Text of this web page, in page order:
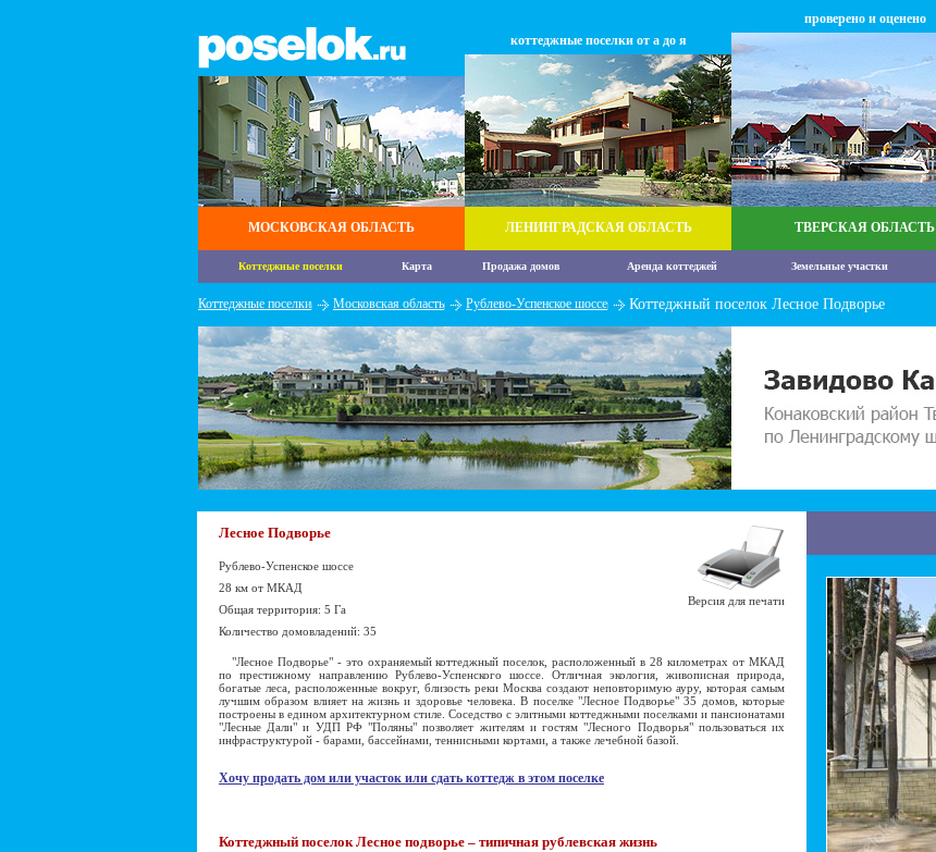
МОСКОВСКАЯ ОБЛАСТЬ
коттеджные поселки от а до я
ЛЕНИНГРАДСКАЯ ОБЛАСТЬ
проверено и оценено
ТВЕРСКАЯ ОБЛАСТЬ
Коттеджные поселки Карта Продажа домов Аренда коттеджей Земельные участки
Коттеджные поселки Московская область Рублево-Успенское шоссе Коттеджный поселок Лесное Подворье
Лесное Подворье
Рублево-Успенское шоссе
28 км от МКАД
Общая территория: 5 Га
Количество домовладений: 35
Версия для печати
"Лесное Подворье" - это охраняемый коттеджный поселок, расположенный в 28 километрах от МКАД
по престижному направлению Рублево-Успенского шоссе. Отличная экология, живописная природа,
богатые леса, расположенные вокруг, близость реки Москва создают неповторимую ауру, которая самым
лучшим образом влияет на жизнь и здоровье человека. В поселке "Лесное Подворье" 35 домов, которые
построены в едином архитектурном стиле. Соседство с элитными коттеджными поселками и пансионатами
"Лесные Дали" и УДП РФ "Поляны" позволяет жителям и гостям "Лесного Подворья" пользоваться их
инфраструктурой - барами, бассейнами, теннисными кортами, а также лечебной базой.
Хочу продать дом или участок или сдать коттедж в этом поселке
Коттеджный поселок Лесное подворье – типичная рублевская жизнь